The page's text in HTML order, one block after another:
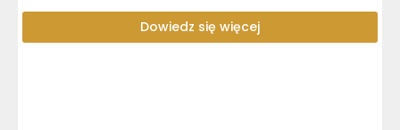
Dowiedz się więcej